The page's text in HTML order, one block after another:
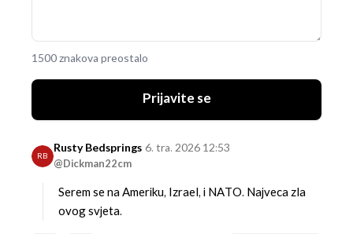
1500 znakova preostalo
Prijavite se
RB
Rusty Bedsprings
@Dickman22cm
6. tra. 2026 12:53
Serem se na Ameriku, Izrael, i NATO. Najveca zla
ovog svjeta.